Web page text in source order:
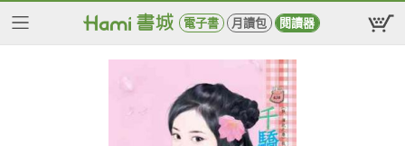
電子書 月讀包 閱讀器